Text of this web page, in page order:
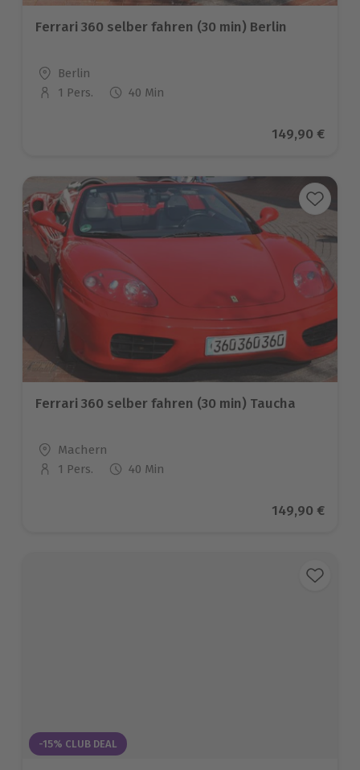
Ferrari 360 selber fahren (30 min) Berlin
Standort
Berlin
Anzahl der Teilnehmer
1 Pers. 40 Min
Aktueller
149,90 €
Ferrari 360 selber fahren (30 min) Taucha
Standort
Machern
Anzahl der Teilnehmer
1 Pers. 40 Min
Aktueller
149,90 €
-15% CLUB DEAL